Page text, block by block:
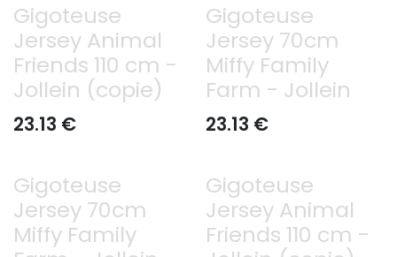
Gigoteuse
Jersey Animal
Friends 110 cm -
Jollein (copie)
23.13 €
Gigoteuse
Jersey 70cm
Miffy Family
Farm - Jollein
23.13 €
Gigoteuse
Jersey 70cm
Miffy Family
Gigoteuse
Jersey Animal
Friends 110 cm -